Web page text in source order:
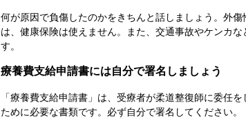
何が原因で負傷したのかをきちんと話しましょう。外
は、健康保険は使えません。また、交通事故やケンカ
す。
療養費支給申請書には自分で署名しましょう
「療養費支給申請書」は、受療者が柔道整復師に委任
ために必要な書類です。必ず自分で署名してください。